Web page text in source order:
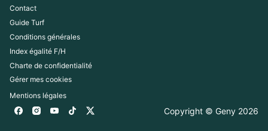
Contact
Guide Turf
Conditions générales
Index égalité F/H
Charte de confidentialité
Gérer mes cookies
Mentions légales
Copyright © Geny 2026